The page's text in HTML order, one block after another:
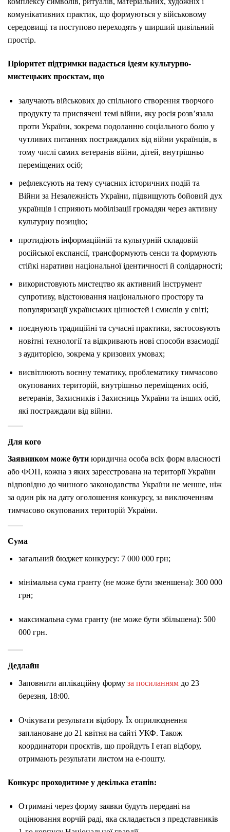
комунікативних практик, що формуються у військовому
середовищі та поступово переходять у ширший цивільний
простір.
Пріоритет підтримки надається ідеям культурно-
мистецьких проєктам, що
залучають військових до спільного створення творчого
продукту та присвячені темі війни, яку росія розв’язала
проти України, зокрема подоланню соціального болю у
чутливих питаннях постраждалих від війни українців, в
тому числі самих ветеранів війни, дітей, внутрішньо
переміщених осіб;
рефлексують на тему сучасних історичних подій та
Війни за Незалежність України, підвищують бойовий дух
українців і сприяють мобілізації громадян через активну
культурну позицію;
протидіють інформаційній та культурній складовій
російської експансії, трансформують сенси та формують
стійкі наративи національної ідентичності й солідарності;
використовують мистецтво як активний інструмент
супротиву, відстоювання національного простору та
популяризації українських цінностей і смислів у світі;
поєднують традиційні та сучасні практики, застосовують
новітні технології та відкривають нові способи взаємодії
з аудиторією, зокрема у кризових умовах;
висвітлюють воєнну тематику, проблематику тимчасово
окупованих територій, внутрішньо переміщених осіб,
ветеранів, Захисників і Захисниць України та інших осіб,
які постраждали від війни.
Для кого
Заявником може бути юридична особа всіх форм власності
або ФОП, кожна з яких зареєстрована на території України
відповідно до чинного законодавства України не менше, ніж
за один рік на дату оголошення конкурсу, за виключенням
тимчасово окупованих територій України.
Сума
загальний бюджет конкурсу: 7 000 000 грн;
мінімальна сума гранту (не може бути зменшена): 300 000
грн;
максимальна сума гранту (не може бути збільшена): 500
000 грн.
Дедлайн
Заповнити аплікаційну форму за посиланнямдо 23
березня, 18:00.
Очікувати результати відбору. Їх оприлюднення
заплановане до 21 квітня на сайті УКФ. Також
координатори проєктів, що пройдуть І етап відбору,
отримають результати листом на е-пошту.
Конкурс проходитиме у декілька етапів:
Отримані через форму заявки будуть передані на
оцінювання ворчій раді, яка складається з представників